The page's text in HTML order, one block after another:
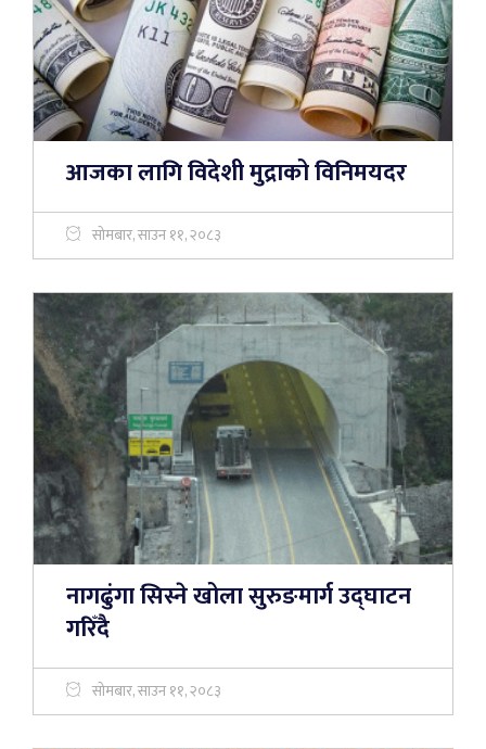
आजका लागि विदेशी मुद्राको विनिमयदर
सोमबार, साउन ११, २०८३
नागढुंगा सिस्ने खोला सुरुङमार्ग उद्घाटन
गरिँदै
सोमबार, साउन ११, २०८३